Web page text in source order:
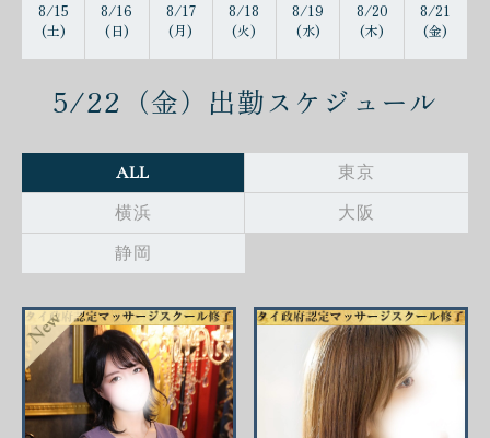
8/15
(土)
8/16
(日)
8/17
(月)
8/18
(火)
8/19
(水)
8/20
(木)
8/21
(金)
5/22（金） 出勤スケジュール
ALL
東京
横浜
大阪
静岡